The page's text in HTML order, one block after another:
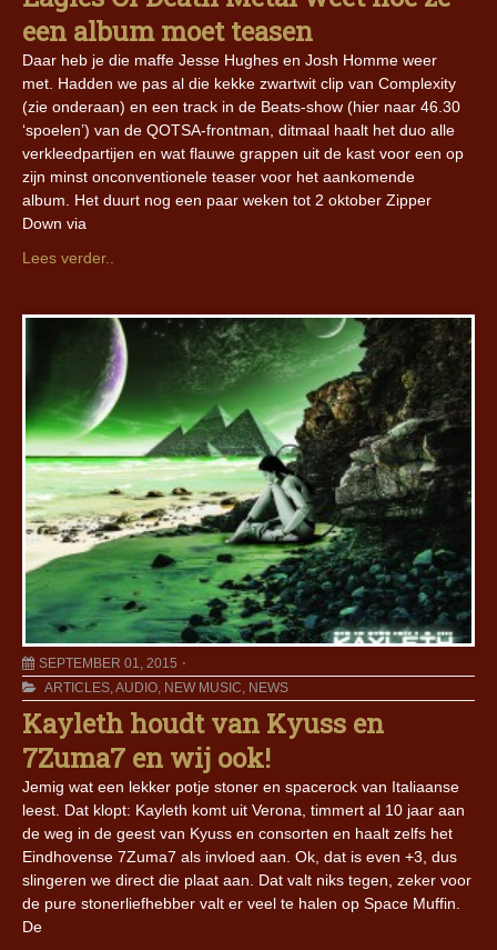
een album moet teasen
Daar heb je die maffe Jesse Hughes en Josh Homme weer
met. Hadden we pas al die kekke zwartwit clip van Complexity
(zie onderaan) en een track in de Beats-show (hier naar 46.30
‘spoelen’) van de QOTSA-frontman, ditmaal haalt het duo alle
verkleedpartijen en wat flauwe grappen uit de kast voor een op
zijn minst onconventionele teaser voor het aankomende
album. Het duurt nog een paar weken tot 2 oktober Zipper
Down via
Lees verder..
SEPTEMBER 01, 2015
ARTICLES AUDIO NEW MUSIC NEWS
Kayleth houdt van Kyuss en
7Zuma7 en wij ook!
Jemig wat een lekker potje stoner en spacerock van Italiaanse
leest. Dat klopt: Kayleth komt uit Verona, timmert al 10 jaar aan
de weg in de geest van Kyuss en consorten en haalt zelfs het
Eindhovense 7Zuma7 als invloed aan. Ok, dat is even +3, dus
slingeren we direct die plaat aan. Dat valt niks tegen, zeker voor
de pure stonerliefhebber valt er veel te halen op Space Muffin.
De